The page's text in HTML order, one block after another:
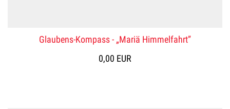
Glaubens-Kompass - „Mariä Himmelfahrt”
0,00 EUR